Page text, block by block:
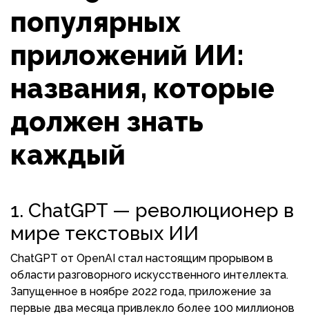
популярных
приложений ИИ:
названия, которые
должен знать
каждый
1. ChatGPT — революционер в
мире текстовых ИИ
ChatGPT от OpenAI стал настоящим прорывом в
области разговорного искусственного интеллекта.
Запущенное в ноябре 2022 года, приложение за
первые два месяца привлекло более 100 миллионов